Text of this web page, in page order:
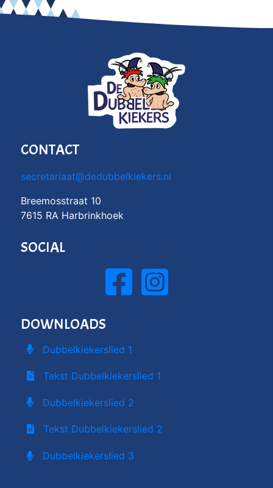
CONTACT
secretariaat@dedubbelkiekers.nl
Breemosstraat 10
7615 RA Harbrinkhoek
SOCIAL
DOWNLOADS
Dubbelkiekerslied 1
Tekst Dubbelkiekerslied 1
Dubbelkiekerslied 2
Tekst Dubbelkiekerslied 2
Dubbelkiekerslied 3